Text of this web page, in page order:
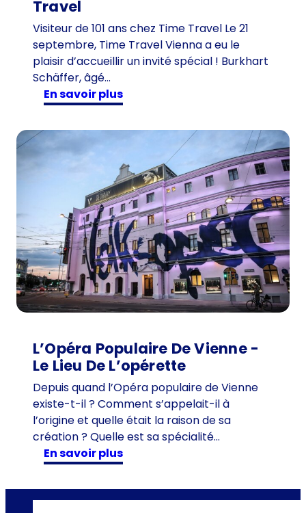
Travel
Visiteur de 101 ans chez Time Travel Le 21
septembre, Time Travel Vienna a eu le
plaisir d’accueillir un invité spécial ! Burkhart
Schäffer, âgé…
en savoir plus:
V
i
t
e
u
r
d
e
1
0
1
s
c
h
e
z
T
i
e
T
L’Opéra Populaire De Vienne -
Le Lieu De L’opérette
Depuis quand l’Opéra populaire de Vienne
existe-t-il ? Comment s’appelait-il à
l’origine et quelle était la raison de sa
création ? Quelle est sa spécialité…
en savoir plus:
L
’
O